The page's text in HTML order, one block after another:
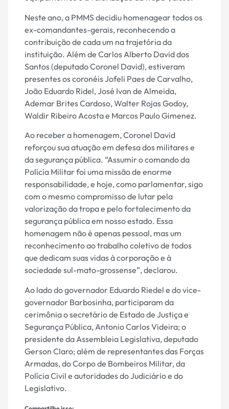
Neste ano, a PMMS decidiu homenagear todos os
ex-comandantes-gerais, reconhecendo a
contribuição de cada um na trajetória da
instituição. Além de Carlos Alberto David dos
Santos (deputado Coronel David), estiveram
presentes os coronéis Jofeli Paes de Carvalho,
João Eduardo Ridel, José Ivan de Almeida,
Ademar Brites Cardoso, Walter Rojas Godoy,
Waldir Ribeiro Acosta e Marcos Paulo Gimenez.
Ao receber a homenagem, Coronel David
reforçou sua atuação em defesa dos militares e
da segurança pública. “Assumir o comando da
Polícia Militar foi uma missão de enorme
responsabilidade, e hoje, como parlamentar, sigo
com o mesmo compromisso de lutar pela
valorização da tropa e pelo fortalecimento da
segurança pública em nosso estado. Essa
homenagem não é apenas pessoal, mas um
reconhecimento ao trabalho coletivo de todos
que dedicam suas vidas à corporação e à
sociedade sul-mato-grossense”, declarou.
Ao lado do governador Eduardo Riedel e do vice-
governador Barbosinha, participaram da
cerimônia o secretário de Estado de Justiça e
Segurança Pública, Antonio Carlos Videira; o
presidente da Assembleia Legislativa, deputado
Gerson Claro; além de representantes das Forças
Armadas, do Corpo de Bombeiros Militar, da
Polícia Civil e autoridades do Judiciário e do
Legislativo.